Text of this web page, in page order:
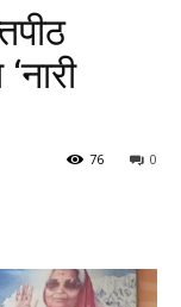
0
76